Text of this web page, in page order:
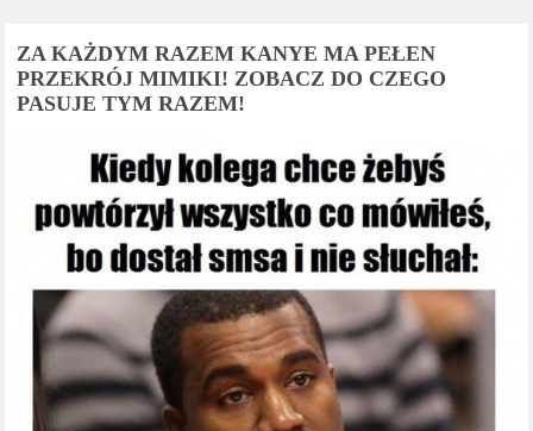
ZA KAŻDYM RAZEM KANYE MA PEŁEN
PRZEKRÓJ MIMIKI! ZOBACZ DO CZEGO
PASUJE TYM RAZEM!